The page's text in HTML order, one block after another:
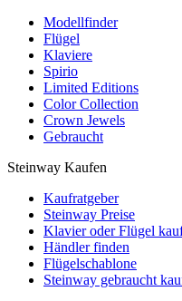
Modellfinder
Flügel
Klaviere
Spirio
Limited Editions
Color Collection
Crown Jewels
Gebraucht
Steinway Kaufen
Kaufratgeber
Steinway Preise
Klavier oder Flügel
Händler finden
Flügelschablone
Steinway gebraucht